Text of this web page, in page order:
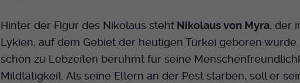
Hinter der Figur des Nikolaus stehtNikolaus von Myra, der
Lykien, auf dem Gebiet der heutigen Türkei geboren
schon zu Lebzeiten berühmt für seine
Mildtätigkeit. Als seine Eltern an der Pest starben, soll er
Zweck
Einstellungen. Eine optionale Nummer nach
Versionsnummer an.